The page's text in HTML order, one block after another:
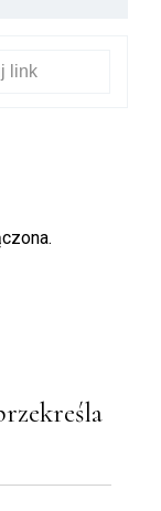
link